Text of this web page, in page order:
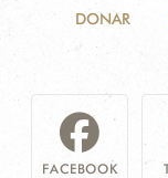
DONAR
FACEBOOK